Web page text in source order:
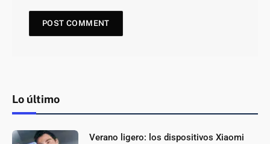
Lo último
Verano ligero: los dispositivos Xiaomi